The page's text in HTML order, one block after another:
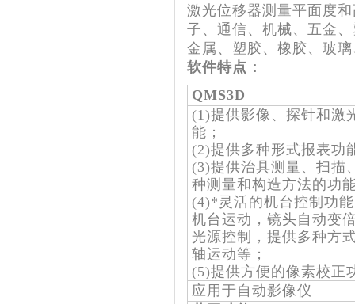
激光位移器测量平面度
子、通信、机械、五金
金属、塑胶、橡胶、玻
软件特点：
QMS3D
(1)提供影像、探针和激
能；
(2)提供多种形式报表功
(3)提供治具测量、扫描
种测量和构造方法的功
(4)*灵活的机台控制功
机台运动，镜头自动变
光源控制，提供多种方
轴运动等；
(5)提供方便的像素校正
应用于自动影像仪